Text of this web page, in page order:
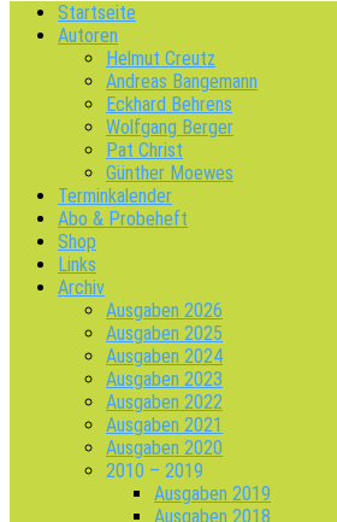
Startseite
Autoren
Helmut Creutz
Andreas Bangemann
Eckhard Behrens
Wolfgang Berger
Pat Christ
Günther Moewes
Terminkalender
Abo & Probeheft
Shop
Links
Archiv
Ausgaben 2026
Ausgaben 2025
Ausgaben 2024
Ausgaben 2023
Ausgaben 2022
Ausgaben 2021
Ausgaben 2020
2010 – 2019
Ausgaben 2019
Ausgaben 2018